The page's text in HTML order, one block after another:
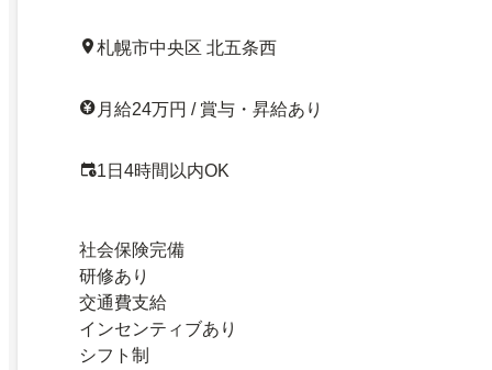
札幌市中央区 北五条西
月給24万円 / 賞与・昇給あり
1日4時間以内OK
社会保険完備
研修あり
交通費支給
インセンティブあり
シフト制